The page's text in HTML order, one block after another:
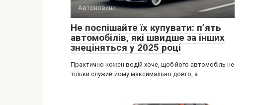
Автоновини
Не поспішайте їх купувати: п’ять
автомобілів, які швидше за інших
знеціняться у 2025 році
Практично кожен водій хоче, щоб його автомобіль не
тільки служив йому максимально довго, а